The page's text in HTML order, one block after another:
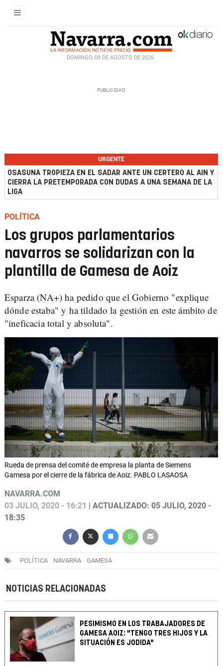
DOMINGO, 09 DE AGOSTO DE 2026
URGENTE
OSASUNA TROPIEZA EN EL SADAR ANTE UN CERTERO AL AIN Y
CIERRA LA PRETEMPORADA CON DUDAS A UNA SEMANA DE LA
LIGA
POLÍTICA
Los grupos parlamentarios
navarros se solidarizan con la
plantilla de Gamesa de Aoiz
Esparza (NA+) ha pedido que el Gobierno "explique
dónde estaba" y ha tildado la gestión en este ámbito de
"ineficacia total y absoluta".
Rueda de prensa del comité de empresa la planta de Siemens
Gamesa por el cierre de la fábrica de Aoiz. PABLO LASAOSA
NAVARRA.COM
03 JULIO, 2020 - 16:21
| ACTUALIZADO: 05 JULIO, 2020 -
18:35
POLÍTICA NAVARRA GAMESA
NOTICIAS RELACIONADAS
PESIMISMO EN LOS TRABAJADORES DE
GAMESA AOIZ: "TENGO TRES HIJOS Y LA
SITUACIÓN ES JODIDA"